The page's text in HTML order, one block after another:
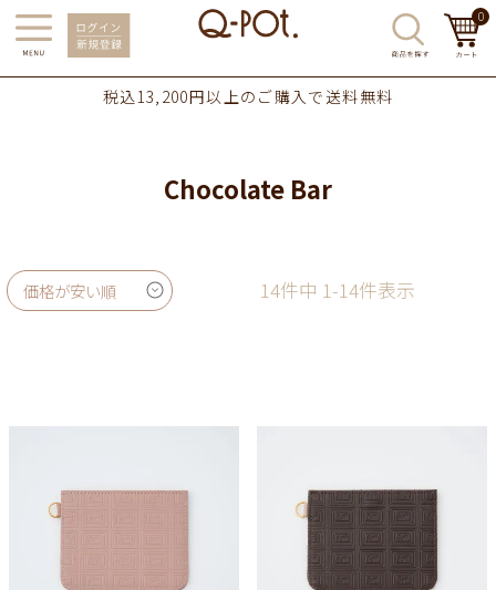
0
税込13,200円以上のご購入で送料無料
Chocolate Bar
価格が安い順 14件中 1 -14件表示